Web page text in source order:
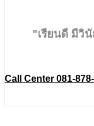
"เรียนดี มีวิ
Call Center 081-